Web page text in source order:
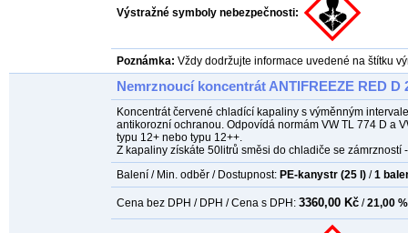
Výstražné symboly nebezpečnosti:
Poznámka: Vždy dodržujte informace uvedené na štítku
Nemrznoucí koncentrát ANTIFREEZE RED D
Koncentrát červené chladící kapaliny s výměnným
antikorozní ochranou. Odpovídá normám VW TL 774 D a
typu 12+ nebo typu 12++.
Z kapaliny získáte 50litrů směsi do chladiče se zámrzností
Balení / Min. odběr / Dostupnost: PE-kanystr (25 l) / 1
Cena bez DPH / DPH / Cena s DPH: 3360,00 Kč / 21,00 %